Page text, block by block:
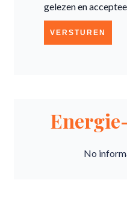
gelezen en
VERSTUREN
No